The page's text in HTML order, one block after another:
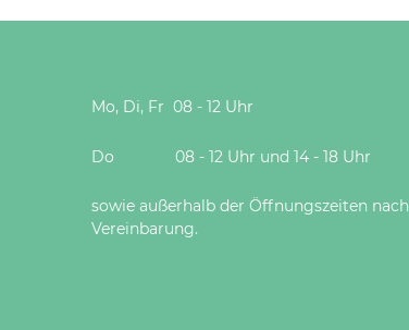
Mo, Di, Fr 08 - 12 Uhr
Do 08 - 12 Uhr und 14 - 18 Uhr
sowie außerhalb der Öffnungszeiten nach
Vereinbarung.